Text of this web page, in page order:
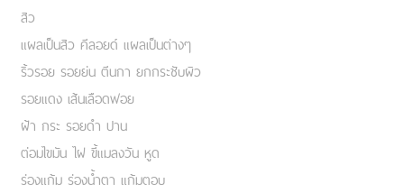
สิว
แผลเป็นสิว คีลอยด์ แผลเป็นต่างๆ
ริ้วรอย รอยย่น ตีนกา ยกกระชับผิว
รอยแดง เส้นเลือดฟอย
ฝ้า กระ รอยดำ ปาน
ต่อมไขมัน ไฝ ขี้แมลงวัน หูด
ร่องแก้ม ร่องน้ำตา แก้มตอบ